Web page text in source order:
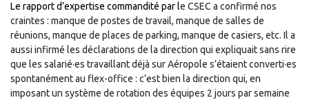
Le rapport d’expertise commandité par le CSEC a confirmé nos
craintes : manque de postes de travail, manque de salles de
réunions, manque de places de parking, manque de casiers, etc. Il a
aussi infirmé les déclarations de la direction qui expliquait sans rire
que les salarié·es travaillant déjà sur Aéropole s’étaient converti·es
spontanément au flex-office : c’est bien la direction qui, en
imposant un système de rotation des équipes 2 jours par semaine